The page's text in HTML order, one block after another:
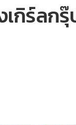
เกิร์ลก